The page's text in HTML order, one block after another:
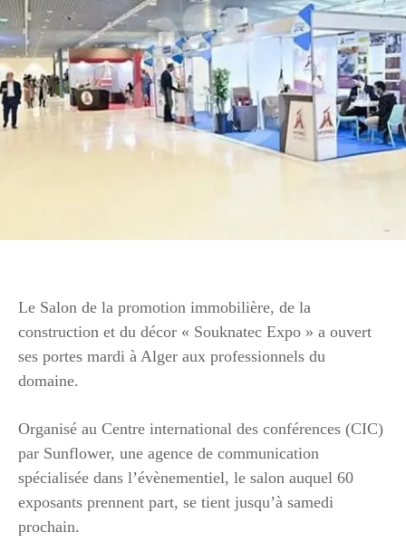
Le Salon de la promotion immobilière, de la
construction et du décor « Souknatec Expo » a ouvert
ses portes mardi à Alger aux professionnels du
domaine.
Organisé au Centre international des conférences (CIC)
par Sunflower, une agence de communication
spécialisée dans l’évènementiel, le salon auquel 60
exposants prennent part, se tient jusqu’à samedi
prochain.